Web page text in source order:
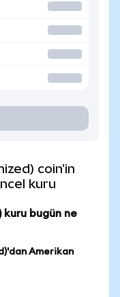
coin'in
kuru
kuru bugün ne
Amerikan